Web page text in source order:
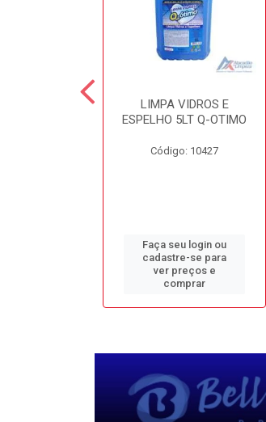
LIMPA VIDROS E
ESPELHO 5LT Q-OTIMO
Código: 10427
Faça seu login ou
cadastre-se para
ver preços e
comprar